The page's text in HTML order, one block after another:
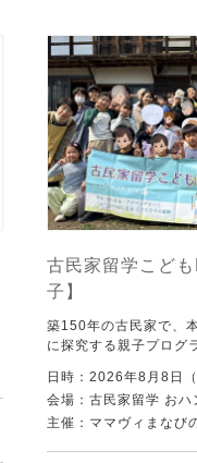
古民家留学こど
子】
築150年の古民家で、
に探究する親子プログ
日時：2026年8月8日
会場：古民家留学 おハ
主催：ママヴィまなび